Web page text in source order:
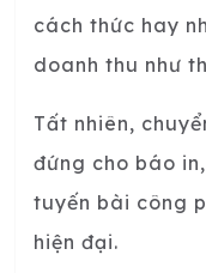
cách thức hay
doanh thu như
Tất nhiên,
đứng cho báo
tuyến bài công
hiện đại.